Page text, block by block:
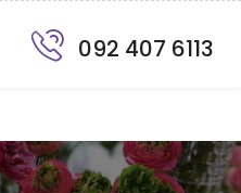
092 407 6113